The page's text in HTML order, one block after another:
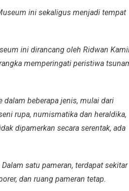
ini sekaligus menjadi tempat
ini dirancang oleh Ridwan
memperingati peristiwa
beberapa jenis, mulai dari
rupa, numismatika dan heraldika,
dipamerkan secara serentak, ada
satu pameran, terdapat sekitar
dan ruang pameran tetap.